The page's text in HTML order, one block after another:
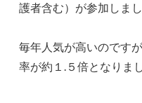
護者含む）が参加しまし
毎年人気が高いのです
率が約１.５倍となりま